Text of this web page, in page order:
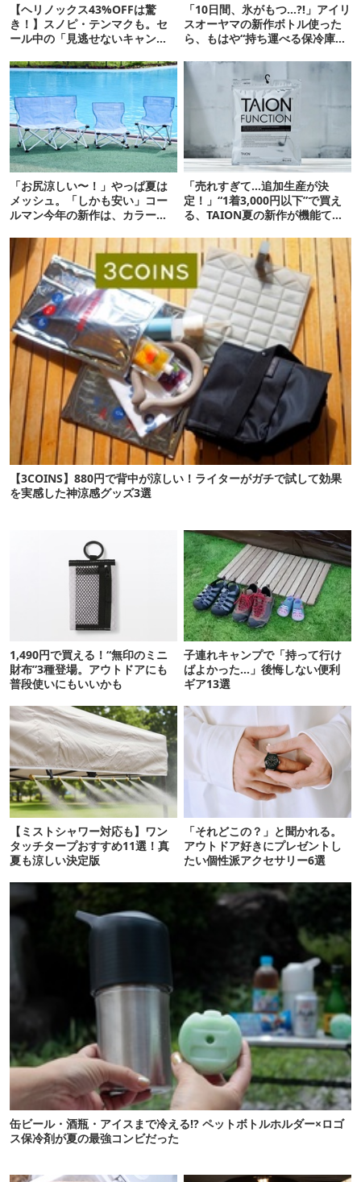
【ヘリノックス43%OFFは驚
き！】スノピ・テンマクも。セ
ール中の「見逃せないキャンプ
「10日間、氷がもつ…?!」アイリ
スオーヤマの新作ボトル使った
ら、もはや“持ち運べる保冷庫
「お尻涼しい〜！」やっぱ夏は
メッシュ。「しかも安い」コー
ルマン今年の新作は、カラーも
「売れすぎて…追加生産が決
定！」“1着3,000円以下”で買え
る、TAION夏の新作が機能てん
【3COINS】880円で背中が涼しい！ライターがガチで試して効果
を実感した神涼感グッズ3選
1,490円で買える！“無印のミニ
財布”3種登場。アウトドアにも
普段使いにもいいかも
子連れキャンプで「持って行け
ばよかった…」後悔しない便利
ギア13選
【ミストシャワー対応も】ワン
タッチタープおすすめ11選！真
夏も涼しい決定版
「それどこの？」と聞かれる。
アウトドア好きにプレゼントし
たい個性派アクセサリー6選
缶ビール・酒瓶・アイスまで冷える!? ペットボトルホルダー×ロゴ
ス保冷剤が夏の最強コンビだった